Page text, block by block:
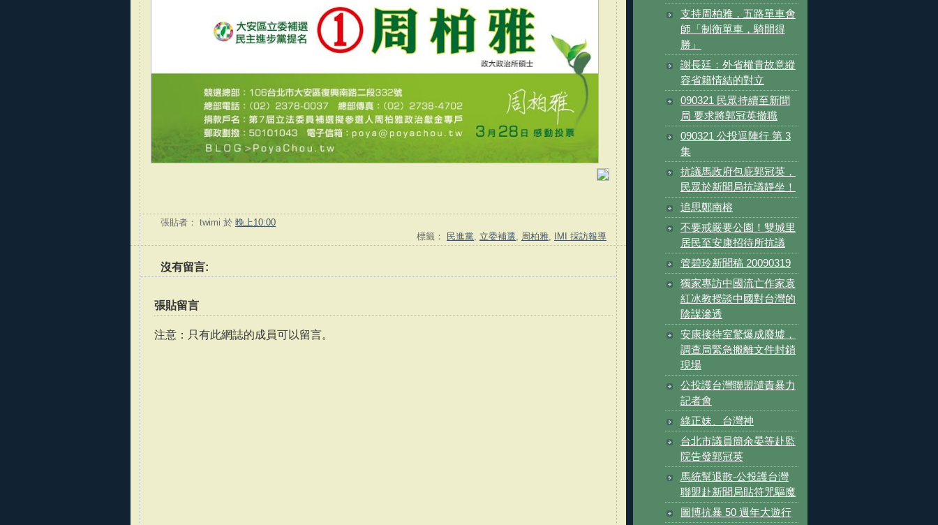
張貼者： twimi 於 晚上10:00
標籤：
民進黨 立委補選 周柏雅 IMI 採訪報導
沒有留言:
張貼留言
注意：只有此網誌的成員可以留言。
支持周柏雅，五路單車會
師「制衡單車，騎開得
勝」
謝長廷：外省權貴故意縱
容省籍情結的對立
090321 民眾持續至新聞
局 要求將郭冠英撤職
090321 公投逗陣行 第 3
集
抗議馬政府包庇郭冠英，
民眾於新聞局抗議靜坐！
追思鄭南榕
不要戒嚴要公園！雙城里
居民至安康招待所抗議
管碧玲新聞稿 20090319
獨家專訪中國流亡作家袁
紅冰教授談中國對台灣的
陰謀滲透
安康接待室驚爆成廢墟，
調查局緊急搬離文件封鎖
現場
公投護台灣聯盟譴責暴力
記者會
綠正妹、台灣神
台北市議員簡余晏等赴監
院告發郭冠英
馬統幫退散-公投護台灣
聯盟赴新聞局貼符咒驅魔
圖博抗暴 50 週年大遊行